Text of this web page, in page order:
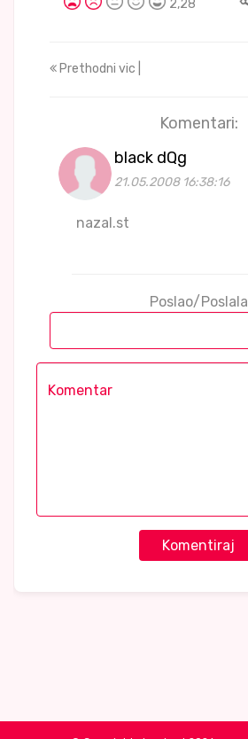
2,28
Prethodni vic |
Komentari:
black dQg
21.05.2008 16:38:16
nazal.st
Poslao/Poslala
Komentiraj